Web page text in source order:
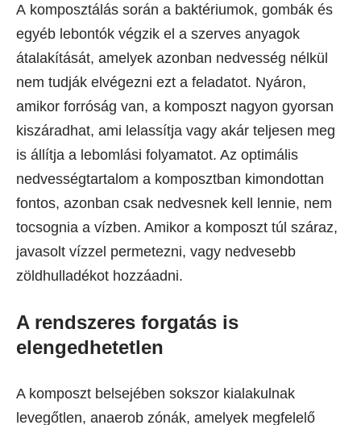
A komposztálás során a baktériumok, gombák és
egyéb lebontók végzik el a szerves anyagok
átalakítását, amelyek azonban nedvesség nélkül
nem tudják elvégezni ezt a feladatot. Nyáron,
amikor forróság van, a komposzt nagyon gyorsan
kiszáradhat, ami lelassítja vagy akár teljesen meg
is állítja a lebomlási folyamatot. Az optimális
nedvességtartalom a komposztban kimondottan
fontos, azonban csak nedvesnek kell lennie, nem
tocsognia a vízben. Amikor a komposzt túl száraz,
javasolt vízzel permetezni, vagy nedvesebb
zöldhulladékot hozzáadni.
A rendszeres forgatás is
elengedhetetlen
A komposzt belsejében sokszor kialakulnak
levegőtlen, anaerob zónák, amelyek megfelelő